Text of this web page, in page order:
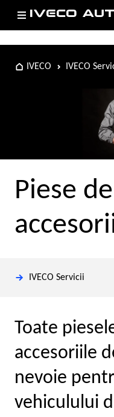
IVECO
IVECO IVECO
Piese
IVECO Servicii
Toate
accesoriile
nevoie
vehiculului